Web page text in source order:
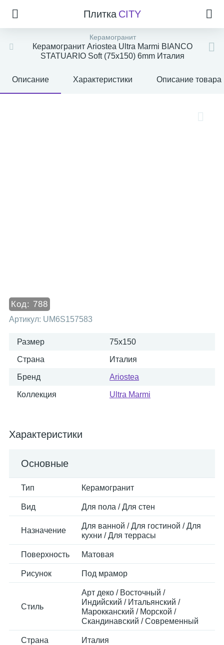
Плитка CITY
Керамогранит
Керамогранит Ariostea Ultra Marmi BIANCO
STATUARIO Soft (75x150) 6mm Италия
Описание Характеристики Описание товара
Код: 788
Артикул: UM6S157583
Размер 75x150
Страна Италия
Бренд Ariostea
Коллекция Ultra Marmi
Характеристики
Основные
Тип Керамогранит
Вид Для пола / Для стен
Назначение
Для ванной / Для гостиной / Для
кухни / Для террасы
Поверхность Матовая
Рисунок Под мрамор
Стиль
Арт деко / Восточный /
Индийский / Итальянский /
Марокканский / Морской /
Скандинавский / Современный
Страна Италия